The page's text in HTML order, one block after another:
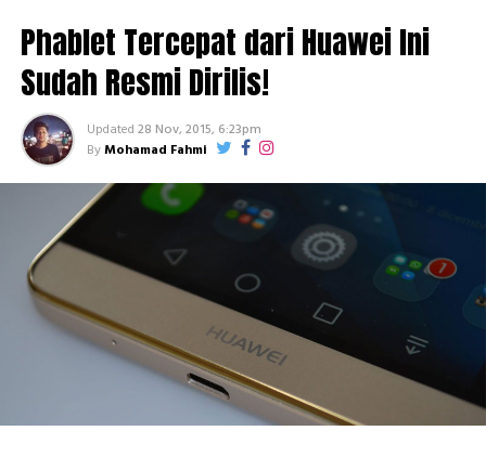
Phablet Tercepat dari Huawei Ini
Sudah Resmi Dirilis!
Updated 28 Nov, 2015, 6:23pm
ByMohamad Fahmi